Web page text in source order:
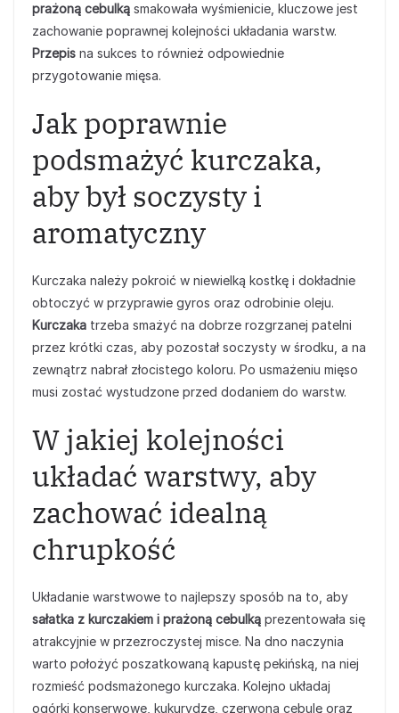
prażoną cebulką smakowała wyśmienicie, kluczowe jest
zachowanie poprawnej kolejności układania warstw.
Przepis na sukces to również odpowiednie
przygotowanie mięsa.
Jak poprawnie
podsmażyć kurczaka,
aby był soczysty i
aromatyczny
Kurczaka należy pokroić w niewielką kostkę i dokładnie
obtoczyć w przyprawie gyros oraz odrobinie oleju.
Kurczaka trzeba smażyć na dobrze rozgrzanej patelni
przez krótki czas, aby pozostał soczysty w środku, a na
zewnątrz nabrał złocistego koloru. Po usmażeniu mięso
musi zostać wystudzone przed dodaniem do warstw.
W jakiej kolejności
układać warstwy, aby
zachować idealną
chrupkość
Układanie warstwowe to najlepszy sposób na to, aby
sałatka z kurczakiem i prażoną cebulką prezentowała się
atrakcyjnie w przezroczystej misce. Na dno naczynia
warto położyć poszatkowaną kapustę pekińską, na niej
rozmieść podsmażonego kurczaka. Kolejno układaj
ogórki konserwowe, kukurydzę, czerwoną cebulę oraz